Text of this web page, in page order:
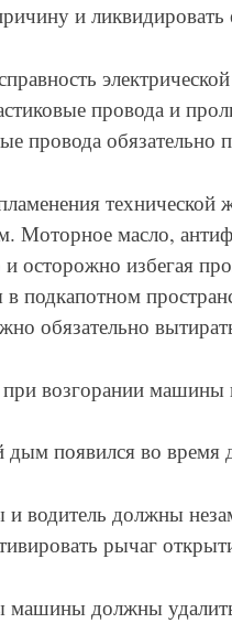
и
электрической
провода и
провода обязательно
технической
Моторное масло,
и осторожно избегая
в подкапотном
обязательно
при возгорании
дым появился во время
водитель должны
рычаг
должны